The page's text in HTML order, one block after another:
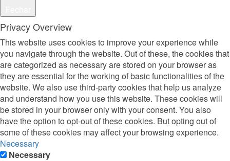
Privacy Overview
This website uses cookies to improve your experience while
you navigate through the website. Out of these, the cookies that
are categorized as necessary are stored on your browser as
they are essential for the working of basic functionalities of the
website. We also use third-party cookies that help us analyze
and understand how you use this website. These cookies will
be stored in your browser only with your consent. You also
have the option to opt-out of these cookies. But opting out of
some of these cookies may affect your browsing experience.
Necessary
Necessary